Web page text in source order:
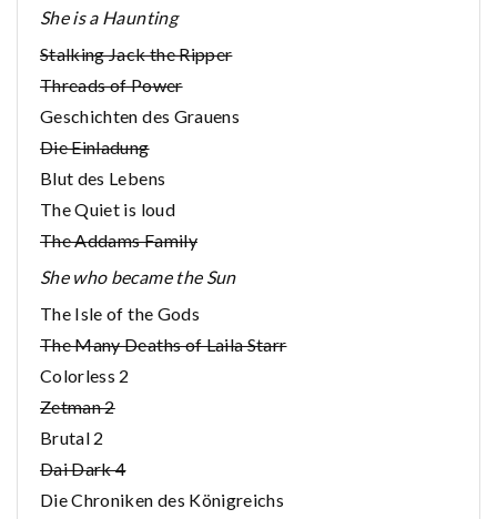
She is a Haunting
Stalking Jack the Ripper
Threads of Power
Geschichten des Grauens
Die Einladung
Blut des Lebens
The Quiet is loud
The Addams Family
She who became the Sun
The Isle of the Gods
The Many Deaths of Laila Starr
Colorless 2
Zetman 2
Brutal 2
Dai Dark 4
Die Chroniken des Königreichs